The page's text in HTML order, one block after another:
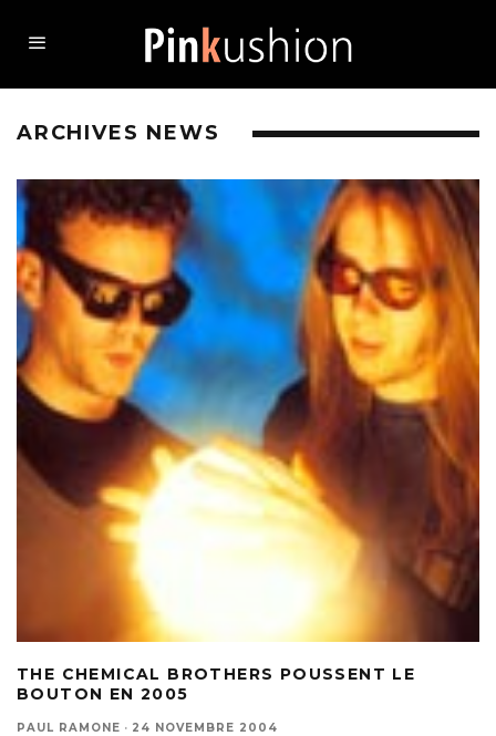
ARCHIVES NEWS
THE CHEMICAL BROTHERS POUSSENT LE
BOUTON EN 2005
PAUL RAMONE · 24 NOVEMBRE 2004